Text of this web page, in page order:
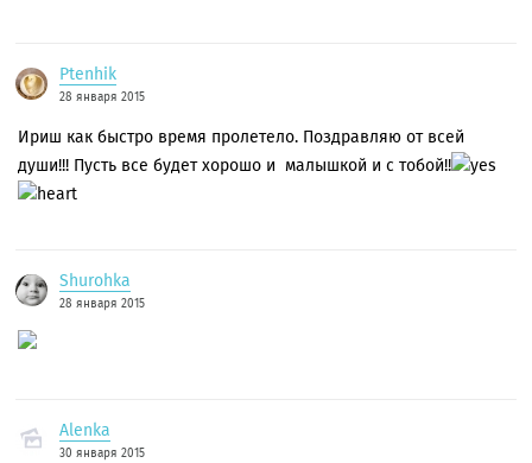
Ptenhik
28 января 2015
Ириш как быстро время пролетело. Поздравляю от всей
души!!! Пусть все будет хорошо и малышкой и с тобой!!
Shurohka
28 января 2015
Alenka
30 января 2015